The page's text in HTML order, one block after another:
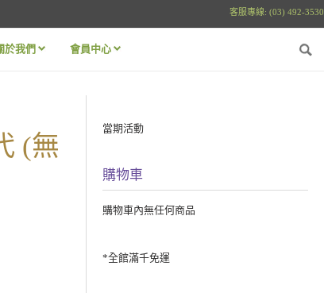
客服專線: (03) 492-3530
於我們 會員中心
(無
當期活動
購物車
購物車內無任何商品
*全館滿千免運